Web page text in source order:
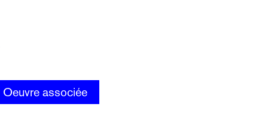
Oeuvre associée